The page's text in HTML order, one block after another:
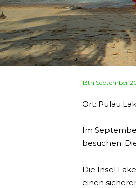
Posted
13th September
Ort: Pulau
Im
besuchen.
Die Insel
einen